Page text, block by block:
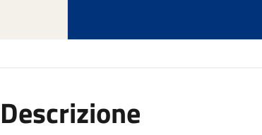
Descrizione